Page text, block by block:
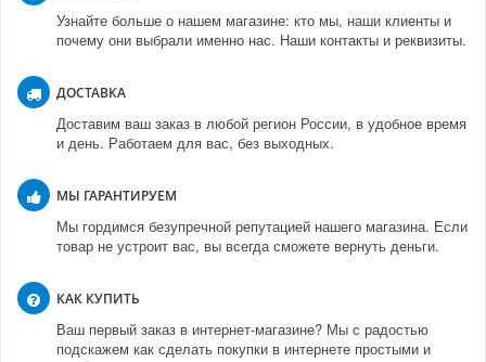
Узнайте больше о нашем магазине: кто мы, наши клиенты и
почему они выбрали именно нас. Наши контакты и реквизиты.
ДОСТАВКА
Доставим ваш заказ в любой регион России, в удобное время
и день. Работаем для вас, без выходных.
МЫ ГАРАНТИРУЕМ
Мы гордимся безупречной репутацией нашего магазина. Если
товар не устроит вас, вы всегда сможете вернуть деньги.
КАК КУПИТЬ
Ваш первый заказ в интернет-магазине? Мы с радостью
подскажем как сделать покупки в интернете простыми и